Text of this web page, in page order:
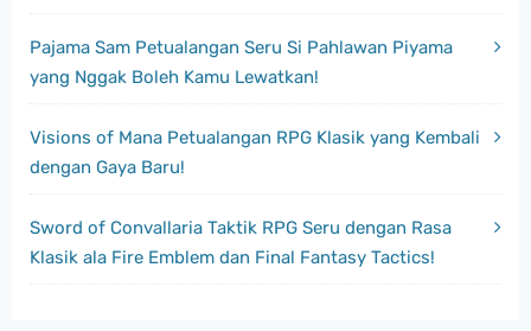
Pajama Sam Petualangan Seru Si Pahlawan Piyama
yang Nggak Boleh Kamu Lewatkan!
Visions of Mana Petualangan RPG Klasik yang Kembali
dengan Gaya Baru!
Sword of Convallaria Taktik RPG Seru dengan Rasa
Klasik ala Fire Emblem dan Final Fantasy Tactics!